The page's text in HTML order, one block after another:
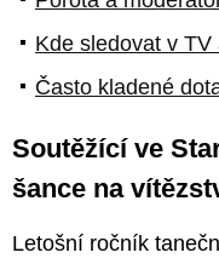
Kde sledovat v TV
Často kladené
Soutěžící ve
šance na
Letošní ročník